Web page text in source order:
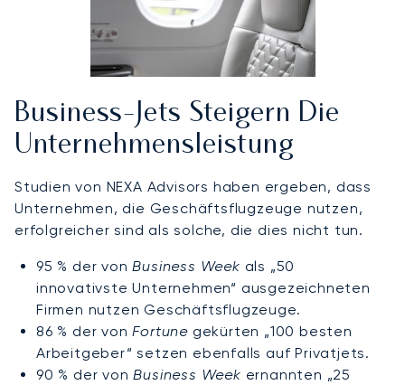
Business-Jets Steigern Die
Unternehmensleistung
Studien von NEXA Advisors haben ergeben, dass
Unternehmen, die Geschäftsflugzeuge nutzen,
erfolgreicher sind als solche, die dies nicht tun.
95 % der vonBusiness Week als „50
innovativste Unternehmen“ ausgezeichneten
Firmen nutzen Geschäftsflugzeuge.
86 % der vonFortune gekürten „100 besten
Arbeitgeber“ setzen ebenfalls auf Privatjets.
90 % der vonBusiness Week ernannten „25